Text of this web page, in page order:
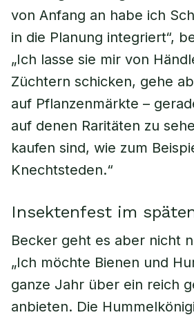
von Anfang an habe ich
in die Planung integriert“,
„Ich lasse sie mir von
Züchtern schicken, gehe
auf Pflanzenmärkte –
auf denen Raritäten zu
kaufen sind, wie zum
Knechtsteden.“
Insektenfest im
Becker geht es aber nicht
„Ich möchte Bienen und
ganze Jahr über ein reich
anbieten. Die